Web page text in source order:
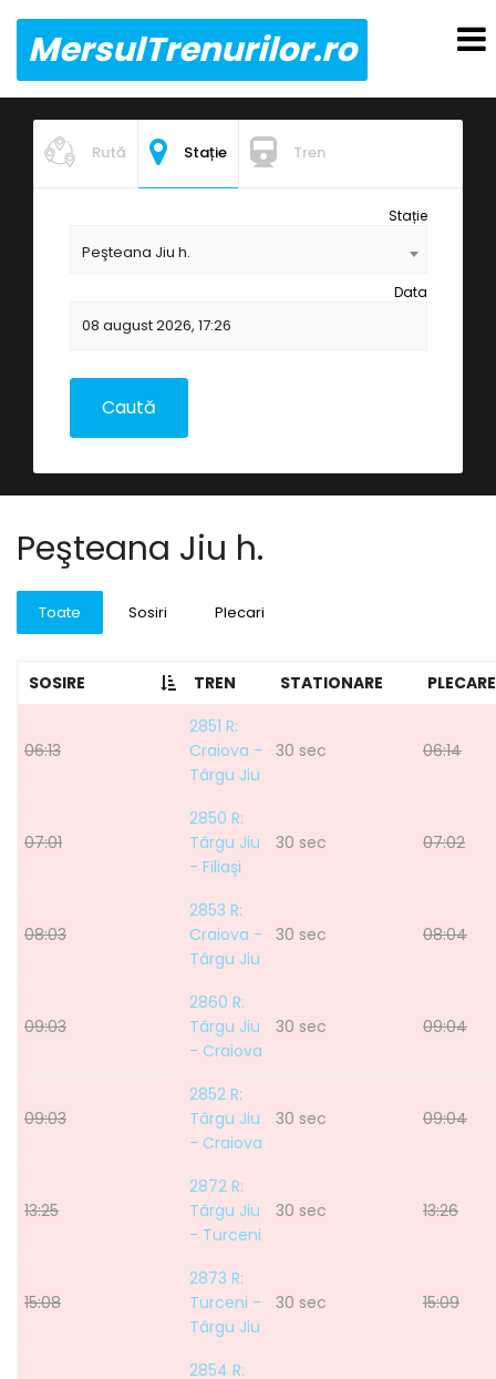
MersulTrenurilor.ro
Rută Stație Tren
Stație
Peşteana Jiu h.
Data
Peşteana Jiu h.
Toate Sosiri Plecari
SOSIRE TREN STATIONARE PLECARE
06:13
2851 R:
Craiova -
Târgu Jiu
30 sec 06:14
07:01
2850 R:
Târgu Jiu
- Filiaşi
30 sec 07:02
08:03
2853 R:
Craiova -
Târgu Jiu
30 sec 08:04
09:03
2860 R:
Târgu Jiu
- Craiova
30 sec 09:04
09:03
2852 R:
Târgu Jiu
- Craiova
30 sec 09:04
13:25
2872 R:
Târgu Jiu
- Turceni
30 sec 13:26
15:08
2873 R:
Turceni -
Târgu Jiu
30 sec 15:09
2854 R: